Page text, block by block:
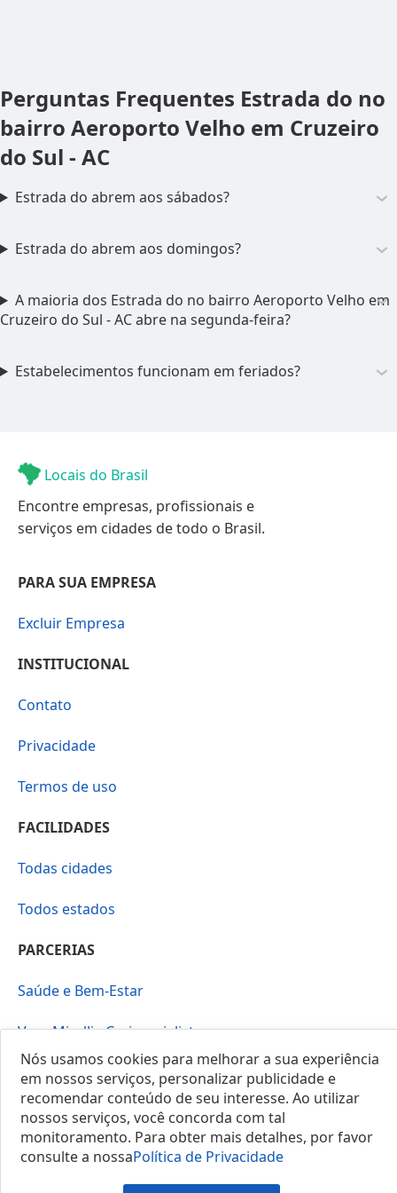
Perguntas Frequentes Estrada do no
bairro Aeroporto Velho em Cruzeiro
do Sul - AC
Estrada do abrem aos sábados?
Estrada do abrem aos domingos?
A maioria dos Estrada do no bairro Aeroporto Velho em
Cruzeiro do Sul - AC abre na segunda-feira?
Estabelecimentos funcionam em feriados?
Locais do Brasil
Encontre empresas, profissionais e
serviços em cidades de todo o Brasil.
PARA SUA EMPRESA
Excluir Empresa
INSTITUCIONAL
Contato
Privacidade
Termos de uso
FACILIDADES
Todas cidades
Todos estados
PARCERIAS
Saúde e Bem-Estar
Vera Mirallia Cerimonialista
© 2025 Locais do Brasil
Nós usamos cookies para melhorar a sua experiência
em nossos serviços, personalizar publicidade e
recomendar conteúdo de seu interesse. Ao utilizar
nossos serviços, você concorda com tal
monitoramento. Para obter mais detalhes, por favor
consulte a nossaPolítica de Privacidade